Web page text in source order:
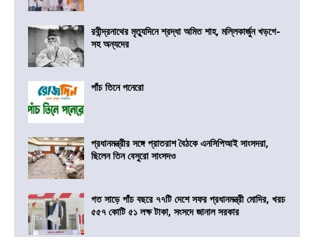
রবীন্দ্রনাথের মৃত্যুদিনে শ্রদ্ধা অমিত শাহ, মল্লিকার্জুন খড়গে-
সহ অন্যদের
পাঁচ তিনে পনেরো
প্রধানমন্ত্রীর সঙ্গে প্রাতরাশ বৈঠকে এনসিপিআই সাংসদরা,
ছিলেন তিন বেসুরো সাংসদও
গত সাড়ে পাঁচ বছরে ৭৭টি দেশে সফর প্রধানমন্ত্রী মোদির, খরচ
৫৫৭ কোটি ৫১ লক্ষ টাকা, সংসদে জানাল সরকার